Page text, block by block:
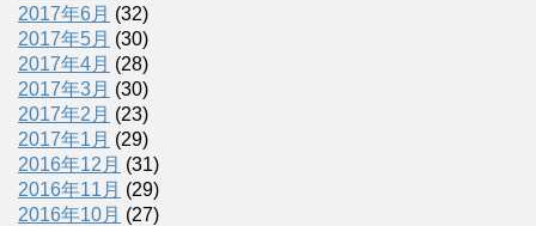
2017年6月 (32)
2017年5月 (30)
2017年4月 (28)
2017年3月 (30)
2017年2月 (23)
2017年1月 (29)
2016年12月 (31)
2016年11月 (29)
2016年10月 (27)